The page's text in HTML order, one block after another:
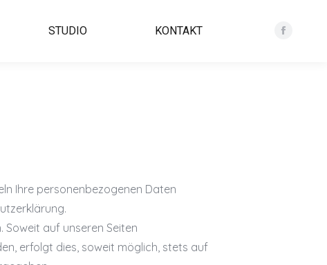
STUDIO KONTAKT
Ihre personenbezogenen Daten
auf unseren Seiten
erfolgt dies, soweit möglich, stets auf